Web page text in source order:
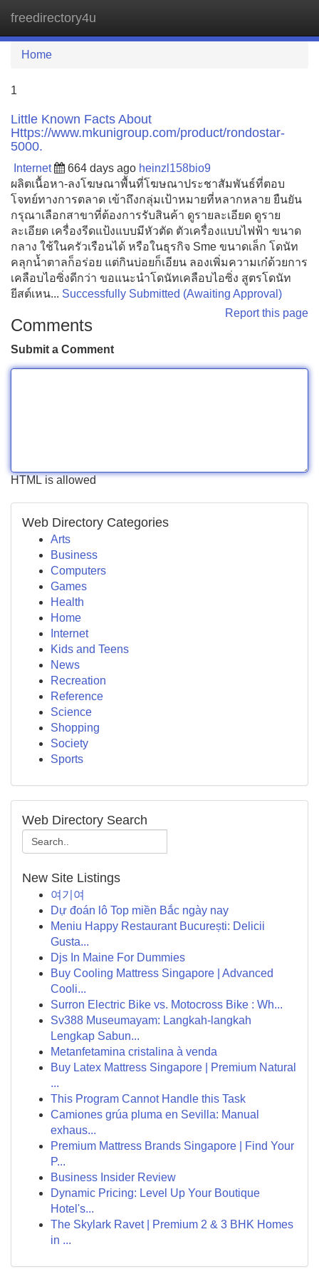
freedirectory4u
Home
1
Little Known Facts About
Https://www.mkunigroup.com/product/rondostar-
5000.
Internet 664 days ago heinzl158bio9
ผลิตเนื้อหา-ลงโฆษณาพื้นที่โฆษณาประชาสัมพันธ์ที่ตอบ
โจทย์ทางการตลาด เข้าถึงกลุ่มเป้าหมายที่หลากหลาย ยืนยัน
กรุณาเลือกสาขาที่ต้องการรับสินค้า ดูรายละเอียด ดูราย
ละเอียด เครื่องรีดแป้งแบบมีหัวตัด ตัวเครื่องแบบไฟฟ้า ขนาด
กลาง ใช้ในครัวเรือนได้ หรือในธุรกิจ Sme ขนาดเล็ก โดนัท
คลุกน้ำตาลก็อร่อย แต่กินบ่อยก็เอียน ลองเพิ่มความเก๋ด้วยการ
เคลือบไอซิ่งดีกว่า ขอแนะนำโดนัทเคลือบไอซิ่ง สูตรโดนัท
ยีสต์เหน... Successfully Submitted (Awaiting Approval)
Report this page
Comments
Submit a Comment
HTML is allowed
Web Directory Categories
Arts
Business
Computers
Games
Health
Home
Internet
Kids and Teens
News
Recreation
Reference
Science
Shopping
Society
Sports
Web Directory Search
New Site Listings
여기여
Dự đoán lô Top miền Bắc ngày nay
Meniu Happy Restaurant București: Delicii
Gusta...
Djs In Maine For Dummies
Buy Cooling Mattress Singapore | Advanced
Cooli...
Surron Electric Bike vs. Motocross Bike : Wh...
Sv388 Museumayam: Langkah-langkah
Lengkap Sabun...
Metanfetamina cristalina à venda
Buy Latex Mattress Singapore | Premium Natural
...
This Program Cannot Handle this Task
Camiones grúa pluma en Sevilla: Manual
exhaus...
Premium Mattress Brands Singapore | Find Your
P...
Business Insider Review
Dynamic Pricing: Level Up Your Boutique
Hotel's...
The Skylark Ravet | Premium 2 & 3 BHK Homes
in ...